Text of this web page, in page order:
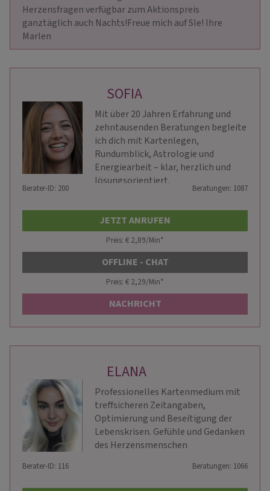
Herzensfragen verfügbar zum Aktionspreis
ganztäglich auch Nachts!Freue mich auf SIe! Ihre
Marlen
SOFIA
Mit über 20 Jahren Erfahrung und
zehntausenden Beratungen begleite
ich dich mit Kartenlegen,
Rundumblick, Astrologie und
Energiearbeit – klar, herzlich und
lösungsorientiert.
Berater-ID: 200 Beratungen: 1087
JETZT ANRUFEN
Preis: € 2,89/Min*
OFFLINE - CHAT
Preis: € 2,29/Min*
NACHRICHT
ELANA
Professionelles Kartenmedium mit
treffsicheren Zeitangaben,
Optimierung und Beseitigung der
Lebenskrisen. Gefühle und Gedanken
des Herzensmenschen
Berater-ID: 116 Beratungen: 1066